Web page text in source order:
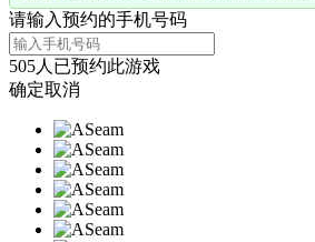
请输入预约的手机号码
505人已预约此游戏
确定取消